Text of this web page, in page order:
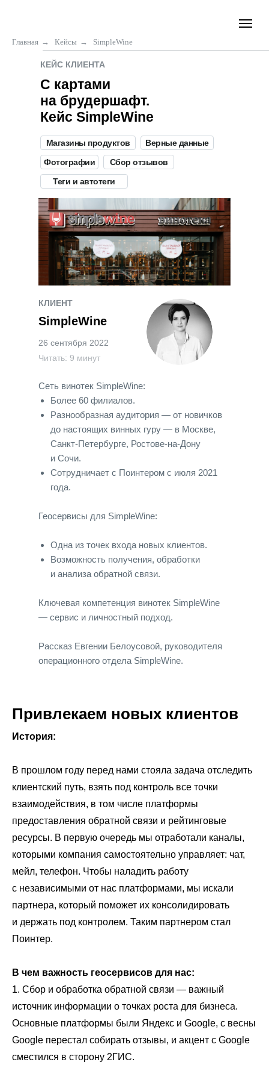
Главная → Кейсы → SimpleWine
С картами
на брудершафт.
Кейс SimpleWine
КЕЙС КЛИЕНТА
26 сентября 2022
Читать: 9 минут
Сеть винотек SimpleWine:
Более 60 филиалов.
Разнообразная аудитория ― от новичков
до настоящих винных гуру ― в Москве,
Санкт-Петербурге, Ростове-на-Дону
и Сочи.
Сотрудничает с Поинтером с июля 2021
года.
Геосервисы для SimpleWine:
Одна из точек входа новых клиентов.
Возможность получения, обработки
и анализа обратной связи.
Ключевая компетенция винотек SimpleWine
― сервис и личностный подход.
Рассказ Евгении Белоусовой, руководителя
операционного отдела SimpleWine.
SimpleWine
КЛИЕНТ
Магазины продуктов
Верные данные
Фотографии
Теги и автотеги
Сбор отзывов
Привлекаем новых клиентов
История:
В прошлом году перед нами стояла задача отследить
клиентский путь, взять под контроль все точки
взаимодействия, в том числе платформы
предоставления обратной связи и рейтинговые
ресурсы. В первую очередь мы отработали каналы,
которыми компания самостоятельно управляет: чат,
мейл, телефон. Чтобы наладить работу
с независимыми от нас платформами, мы искали
партнера, который поможет их консолидировать
и держать под контролем. Таким партнером стал
Поинтер.
В чем важность геосервисов для нас:
1. Сбор и обработка обратной связи ― важный
источник информации о точках роста для бизнеса.
Основные платформы были Яндекс и Google, с весны
Google перестал собирать отзывы, и акцент с Google
сместился в сторону 2ГИС.